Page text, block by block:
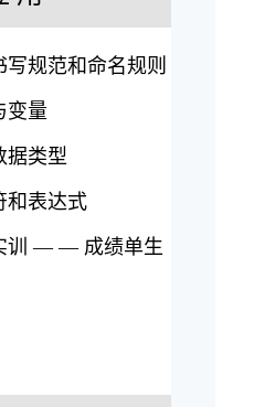
写规范和命名规则
变量
据类型
和表达式
训 — — 成绩单生